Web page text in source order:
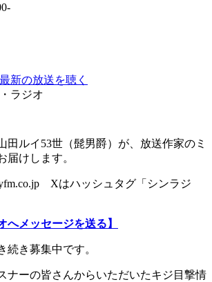
最新の放送を聴く
ラジオ
田ルイ53世（髭男爵）が、放送作家のミ
届けします。
Xはハッシュタグ「シンラジ
へメッセージを送る】
続き募集中です。
ナーの皆さんからいただいたキジ目撃情